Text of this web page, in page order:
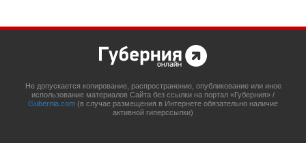
Не допускается копирование, распространение, опубликование или иное
использование материалов Сайта без ссылки на портал «Губерния» /
Gubernia.com (в случае размещения в Интернете обязательно наличие
активной гиперссылки)